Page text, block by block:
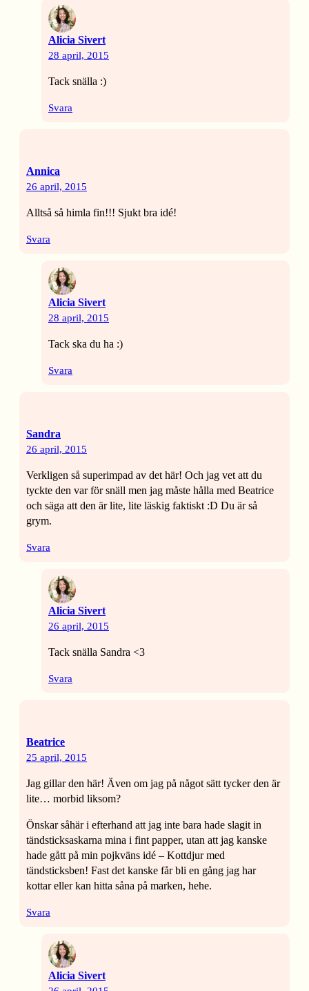
Alicia Sivert
28 april, 2015
Tack snälla :)
Svara
Annica
26 april, 2015
Alltså så himla fin!!! Sjukt bra idé!
Svara
Alicia Sivert
28 april, 2015
Tack ska du ha :)
Svara
Sandra
26 april, 2015
Verkligen så superimpad av det här! Och jag vet att du
tyckte den var för snäll men jag måste hålla med Beatrice
och säga att den är lite, lite läskig faktiskt :D Du är så
grym.
Svara
Alicia Sivert
26 april, 2015
Tack snälla Sandra <3
Svara
Beatrice
25 april, 2015
Jag gillar den här! Även om jag på något sätt tycker den är
lite… morbid liksom?
Önskar såhär i efterhand att jag inte bara hade slagit in
tändsticksaskarna mina i fint papper, utan att jag kanske
hade gått på min pojkväns idé – Kottdjur med
tändsticksben! Fast det kanske får bli en gång jag har
kottar eller kan hitta såna på marken, hehe.
Svara
Alicia Sivert